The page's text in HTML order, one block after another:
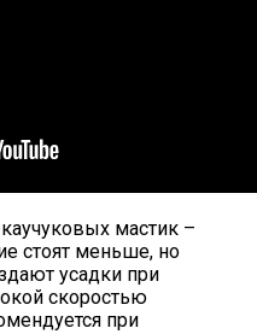
мастик –
стоят меньше, но
усадки при
скоростью
при